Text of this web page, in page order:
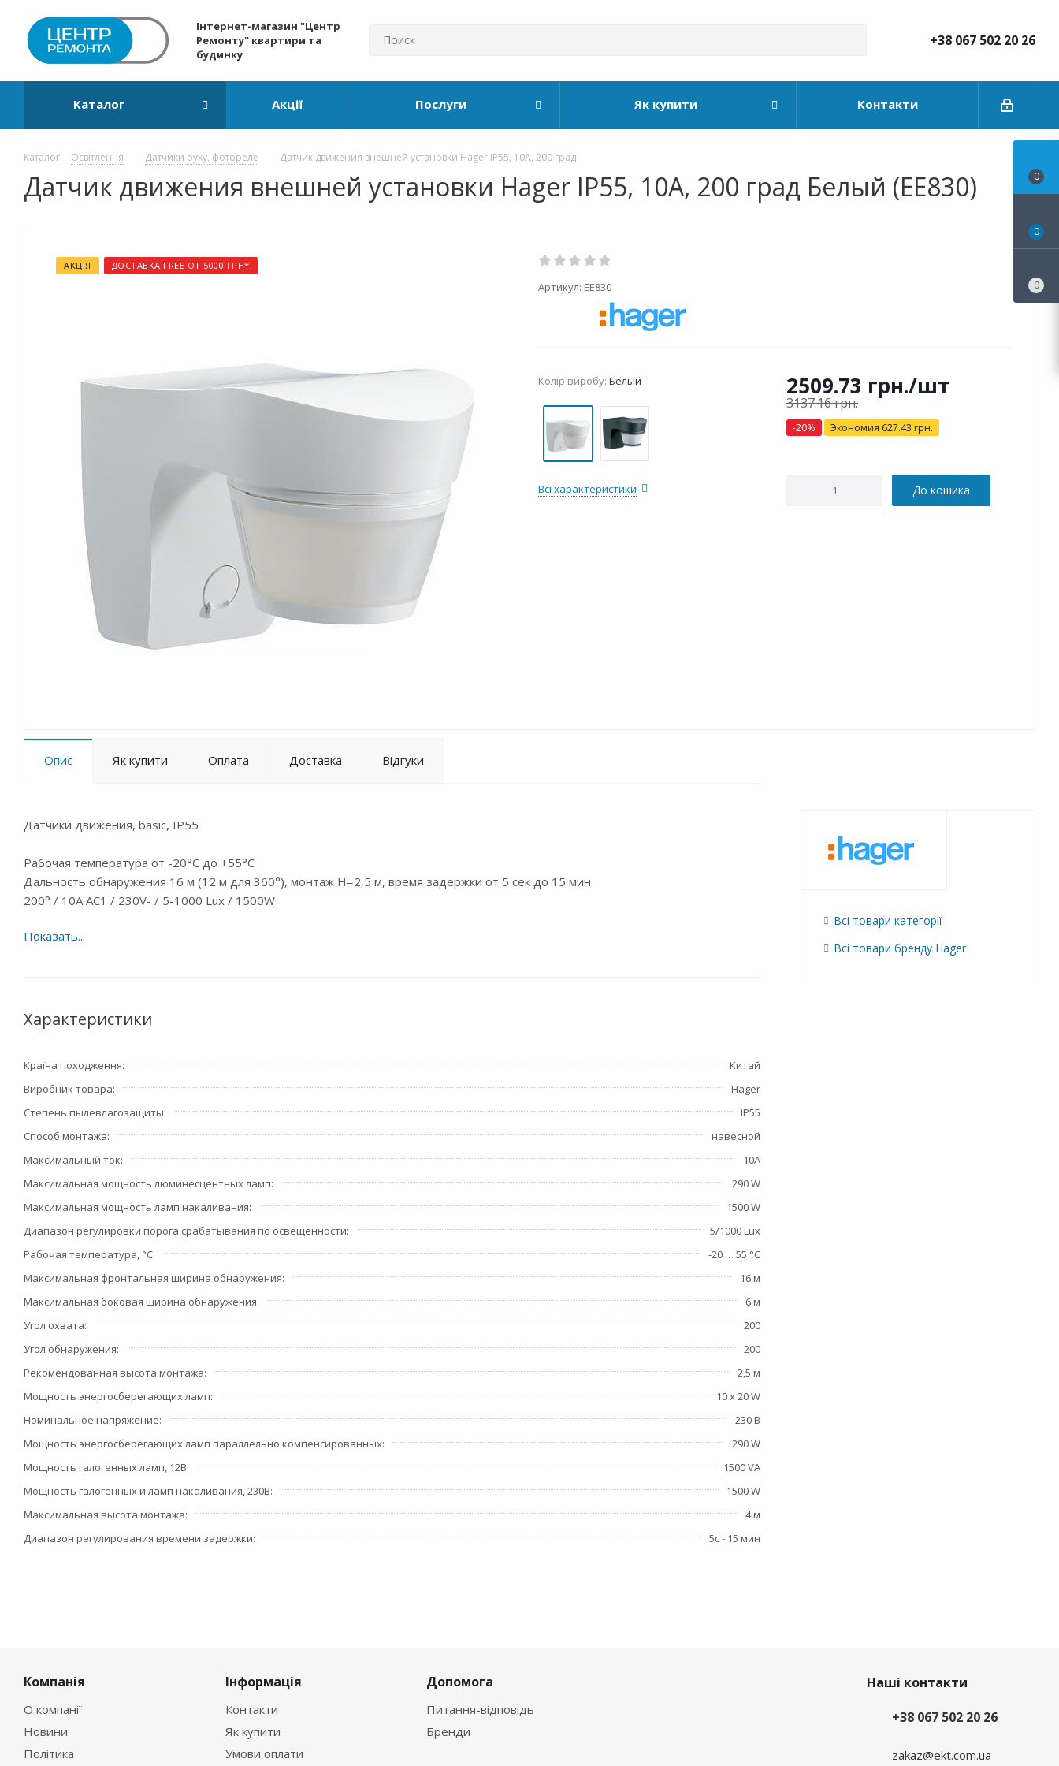
Інтернет-магазин "Центр
Ремонту" квартири та
будинку
+38 067 502 20 26
Каталог Акції Послуги Як купити Контакти
Каталог - Освітлення - Датчики руху, фотореле - Датчик движения внешней установки Hager IP55, 10A, 200 град
Датчик движения внешней установки Hager IP55, 10A, 200 град Белый (EE830)
АКЦІЯ ДОСТАВКА FREE ОТ 5000 ГРН*
Артикул: EE830
Колір виробу: Белый
Всі характеристики
2509.73 грн./шт
3137.16грн.
-20% Экономия 627.43 грн.
До кошика
Опис Як купити Оплата Доставка Відгуки
Датчики движения, basic, IP55
Рабочая температура от -20°С до +55°С
Дальность обнаружения 16 м (12 м для 360°), монтаж H=2,5 м, время задержки от 5 сек до 15 мин
200° / 10А АС1 / 230V- / 5-1000 Lux / 1500W
Характеристики
Країна походження
Китай
Виробник товара
Hager
Степень пылевлагозащиты
IP55
Способ монтажа
навесной
Максимальный ток
10А
Максимальная мощность люминесцентных ламп
290 W
Максимальная мощность ламп накаливания
1500 W
Диапазон регулировки порога срабатывания по освещенности
5/1000 Lux
Рабочая температура, °С
-20 … 55 °C
Максимальная фронтальная ширина обнаружения
16 м
Максимальная боковая ширина обнаружения
6 м
Угол охвата
200
Угол обнаружения
200
Рекомендованная высота монтажа
2,5 м
Мощность энергосберегающих ламп
10 x 20 W
Номинальное напряжение
230 В
Мощность энергосберегающих ламп параллельно компенсированных
290 W
Мощность галогенных ламп, 12В
1500 VA
Мощность галогенных и ламп накаливания, 230В
1500 W
Максимальная высота монтажа
4 м
Диапазон регулирования времени задержки
5с - 15 мин
Всі товари категорії
Всі товари бренду Hager
Компанія
О компанії
Новини
Політика
Інформація
Контакти
Як купити
Умови оплати
Допомога
Питання-відповідь
Бренди
Наші контакти
+38 067 502 20 26
zakaz@ekt.com.ua
0
0
0